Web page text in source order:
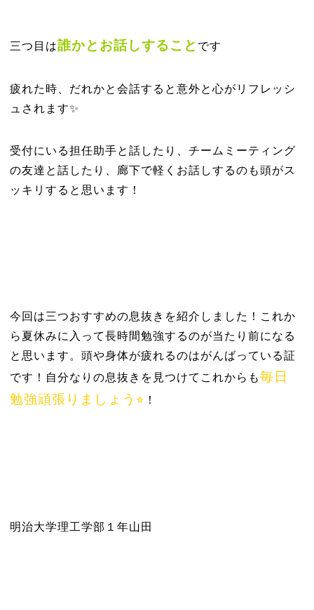
三つ目は誰かとお話しすること です
疲れた時、だれかと会話すると意外と心がリフレッシ
ュされます✨
受付にいる担任助手と話したり、チームミーティング
の友達と話したり、廊下で軽くお話しするのも頭がス
ッキリすると思います！
今回は三つおすすめの息抜きを紹介しました！これか
ら夏休みに入って長時間勉強するのが当たり前になる
と思います。頭や身体が疲れるのはがんばっている証
です！自分なりの息抜きを見つけてこれからも毎日
勉強頑張りましょう⭐︎ ！
明治大学理工学部１年山田